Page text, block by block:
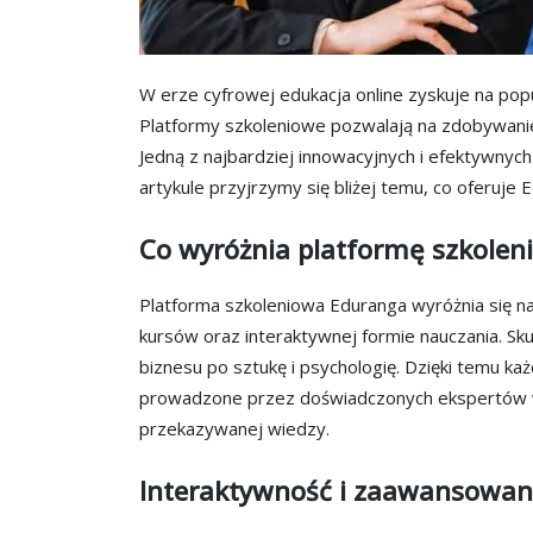
W erze cyfrowej edukacja online zyskuje na
Platformy szkoleniowe pozwalają na
Jedną z najbardziej innowacyjnych i
artykule przyjrzymy się bliżej temu, co oferuje
Co wyróżnia platformę
Platforma szkoleniowa Eduranga wyróżnia się
kursów oraz interaktywnej formie nauczania.
biznesu po sztukę i psychologię. Dzięki temu
prowadzone przez doświadczonych
przekazywanej wiedzy.
Interaktywność i